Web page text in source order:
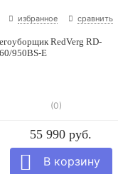
избранное сравнить
RedVerg RD-
950BS-E
(0)
55 990 руб.